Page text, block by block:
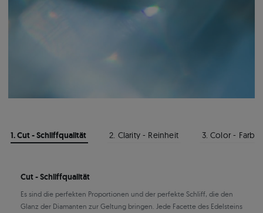
1. Cut - Schliffqualität 2. Clarity - Reinheit 3. Color - Farbe
Cut - Schliffqualität
Es sind die perfekten Proportionen und der perfekte Schliff, die den
Glanz der Diamanten zur Geltung bringen. Jede Facette des Edelsteins